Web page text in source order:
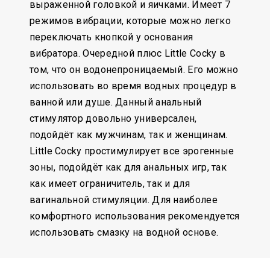
выраженной головкой и яичками. Имеет 7
режимов вибрации, которые можно легко
переключать кнопкой у основания
вибратора. Очередной плюс Little Cocky в
том, что он водонепроницаемый. Его можно
использовать во время водных процедур в
ванной или душе. Данный анальный
стимулятор довольно универсален,
подойдёт как мужчинам, так и женщинам.
Little Cocky простимулирует все эрогенные
зоны, подойдёт как для анальных игр, так
как имеет ограничитель, так и для
вагинальной стимуляции. Для наиболее
комфортного использования рекомендуется
использовать смазку на водной основе.